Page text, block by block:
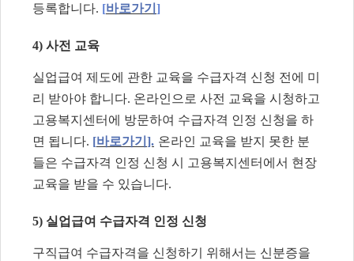
등록합니다. [바로가기 ]
4) 사전 교육
실업급여 제도에 관한 교육을 수급자격 신청 전에 미
리 받아야 합니다. 온라인으로 사전 교육을 시청하고
고용복지센터에 방문하여 수급자격 인정 신청을 하
면 됩니다. [바로가기 ]. 온라인 교육을 받지 못한 분
들은 수급자격 인정 신청 시 고용복지센터에서 현장
교육을 받을 수 있습니다.
5) 실업급여 수급자격 인정 신청
구직급여 수급자격을 신청하기 위해서는 신분증을